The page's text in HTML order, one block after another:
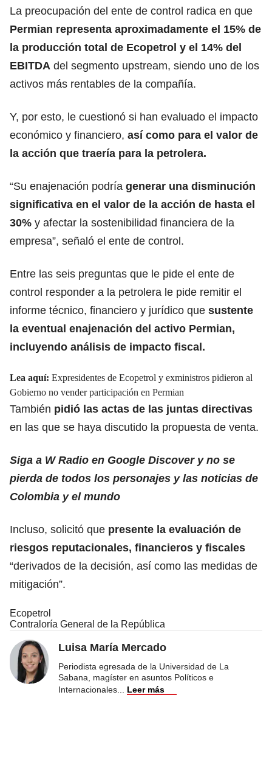
La preocupación del ente de control radica en que
Permian representa aproximadamente el 15% de
la producción total de Ecopetrol y el 14% del
EBITDA del segmento upstream, siendo uno de los
activos más rentables de la compañía.
Y, por esto, le cuestionó si han evaluado el impacto
económico y financiero, así como para el valor de
la acción que traería para la petrolera.
“Su enajenación podría generar una disminución
significativa en el valor de la acción de hasta el
30% y afectar la sostenibilidad financiera de la
empresa”, señaló el ente de control.
Entre las seis preguntas que le pide el ente de
control responder a la petrolera le pide remitir el
informe técnico, financiero y jurídico que sustente
la eventual enajenación del activo Permian,
incluyendo análisis de impacto fiscal.
Lea aquí: Expresidentes de Ecopetrol y exministros pidieron al
Gobierno no vender participación en Permian
También pidió las actas de las juntas directivas
en las que se haya discutido la propuesta de venta.
Siga a W Radio en Google Discover y no se
pierda de todos los personajes y las noticias de
Colombia y el mundo
Incluso, solicitó que presente la evaluación de
riesgos reputacionales, financieros y fiscales
“derivados de la decisión, así como las medidas de
mitigación”.
Ecopetrol
Contraloría General de la República
Luisa María Mercado
Periodista egresada de la Universidad de La
Sabana, magíster en asuntos Políticos e
Internacionales
Leer más